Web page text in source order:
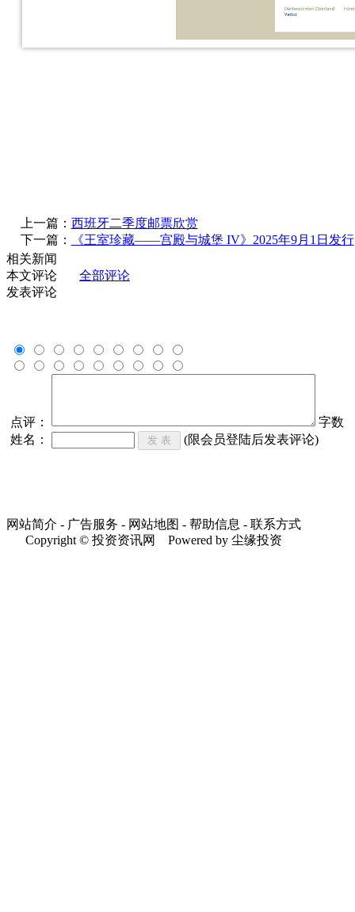
上一篇： 西班牙二季度邮票欣赏
下一篇：
《王室珍藏——宫殿与城堡 IV》2025年9月1日发行
相关新闻
本文评论
全部评论
发表评论
点评：
字数
姓名：
(限会员登陆后发表评论)
网站简介 - 广告服务 - 网站地图 - 帮助信息 - 联系方式
Copyright © 投资资讯网 Powered by 尘缘投资